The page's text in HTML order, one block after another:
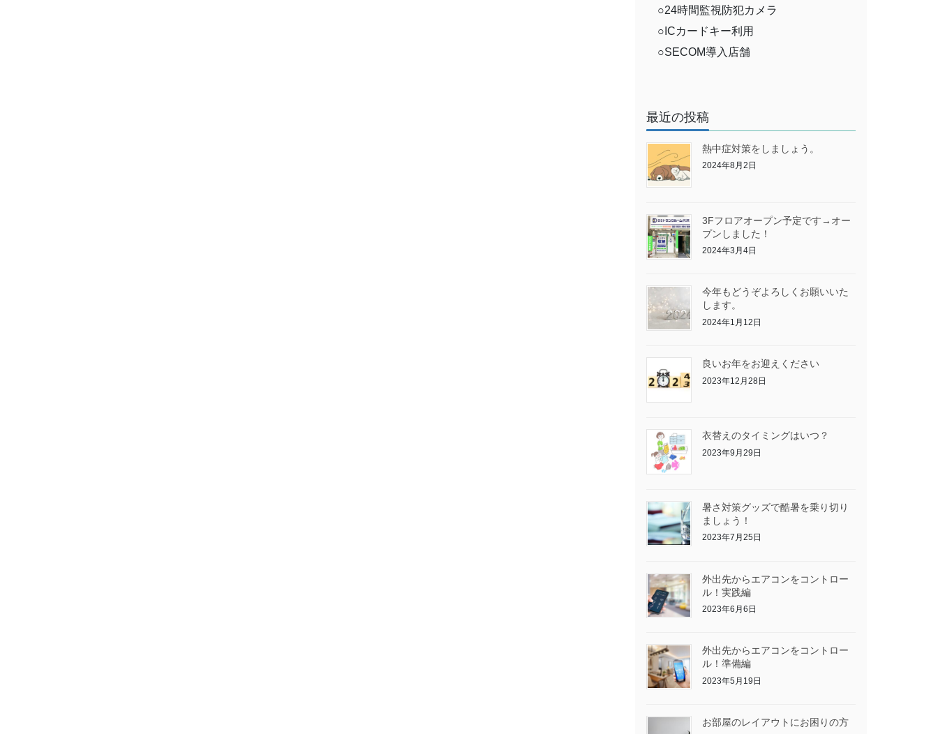
○24時間監視防犯カメラ
○ICカードキー利用
○SECOM導入店舗
最近の投稿
熱中症対策をしましょう。
2024年8月2日
3Fフロアオープン予定です→オー
プンしました！
2024年3月4日
今年もどうぞよろしくお願いいた
します。
2024年1月12日
良いお年をお迎えください
2023年12月28日
衣替えのタイミングはいつ？
2023年9月29日
暑さ対策グッズで酷暑を乗り切り
ましょう！
2023年7月25日
外出先からエアコンをコントロー
ル！実践編
2023年6月6日
外出先からエアコンをコントロー
ル！準備編
2023年5月19日
お部屋のレイアウトにお困りの方